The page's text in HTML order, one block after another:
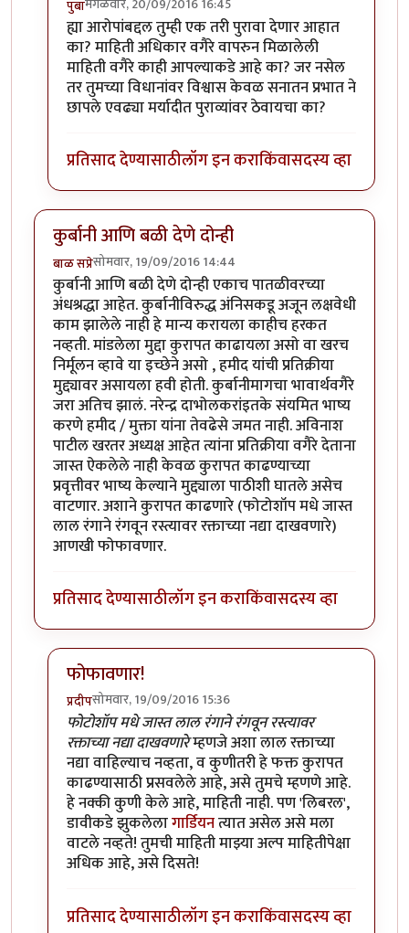
पुंबा
In reply toप्रकाश घाटपांडे,byगामा पैलवान
ह्या आरोपांबद्दल तुम्ही एक तरी पुरावा देणार आहात
का? माहिती अधिकार वगैरे वापरुन मिळालेली
माहिती वगैरे काही आपल्याकडे आहे का? जर नसेल
तर तुमच्या विधानांवर विश्वास केवळ सनातन प्रभात ने
छापले एवढ्या मर्यादीत पुराव्यांवर ठेवायचा का?
प्रतिसाद देण्यासाठीलॉग इन कराकिंवासदस्य व्हा
कुर्बानी आणि बळी देणे दोन्ही
बाळ सप्रेसोमवार, 19/09/2016 14:44
कुर्बानी आणि बळी देणे दोन्ही एकाच पातळीवरच्या
अंधश्रद्धा आहेत. कुर्बानीविरुद्ध अंनिसकडू अजून लक्षवेधी
काम झालेले नाही हे मान्य करायला काहीच हरकत
नव्हती. मांडलेला मुद्दा कुरापत काढायला असो वा खरच
निर्मूलन व्हावे या इच्छेने असो , हमीद यांची प्रतिक्रीया
मुद्द्यावर असायला हवी होती. कुर्बानीमागचा भावार्थवगैरे
जरा अतिच झालं. नरेन्द्र दाभोलकरांइतके संयमित भाष्य
करणे हमीद / मुक्ता यांना तेवढेसे जमत नाही. अविनाश
पाटील खरतर अध्यक्ष आहेत त्यांना प्रतिक्रीया वगैरे देताना
जास्त ऐकलेले नाही केवळ कुरापत काढण्याच्या
प्रवृत्तीवर भाष्य केल्याने मुद्द्याला पाठीशी घातले असेच
वाटणार. अशाने कुरापत काढणारे (फोटोशॉप मधे जास्त
लाल रंगाने रंगवून रस्त्यावर रक्ताच्या नद्या दाखवणारे)
आणखी फोफावणार.
प्रतिसाद देण्यासाठीलॉग इन कराकिंवासदस्य व्हा
फोफावणार!
प्रदीपसोमवार, 19/09/2016 15:36
In reply toकुर्बानी आणि बळी देणे दोन्हीbyबाळ सप्रे
फोटोशॉप मधे जास्त लाल रंगाने रंगवून रस्त्यावर
रक्ताच्या नद्या दाखवणारेम्हणजे अशा लाल रक्ताच्या
नद्या वाहिल्याच नव्हता, व कुणीतरी हे फक्त कुरापत
काढण्यासाठी प्रसवलेले आहे, असे तुमचे म्हणणे आहे.
हे नक्की कुणी केले आहे, माहिती नाही. पण 'लिबरल',
डावीकडे झुकलेलागार्डियनत्यात असेल असे मला
वाटले नव्हते! तुमची माहिती माझ्या अल्प माहितीपेक्षा
अधिक आहे, असे दिसते!
प्रतिसाद देण्यासाठीलॉग इन कराकिंवासदस्य व्हा